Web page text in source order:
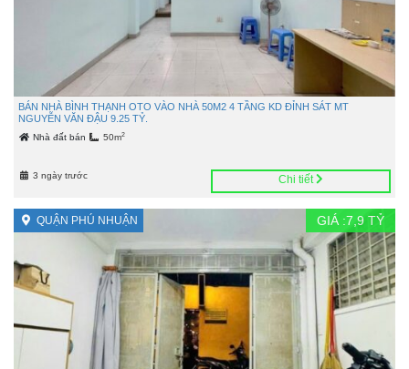
BÁN NHÀ BÌNH THẠNH OTO VÀO NHÀ 50M2 4 TẦNG KD ĐỈNH SÁT MT
NGUYỄN VĂN ĐẬU 9.25 TỶ.
Nhà đất bán 50m2
3 ngày trước Chi tiết
QUẬN PHÚ NHUẬN GIÁ :7,9 TỶ